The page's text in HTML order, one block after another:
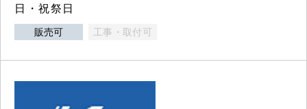
日・祝祭日
販売可 工事・取付可